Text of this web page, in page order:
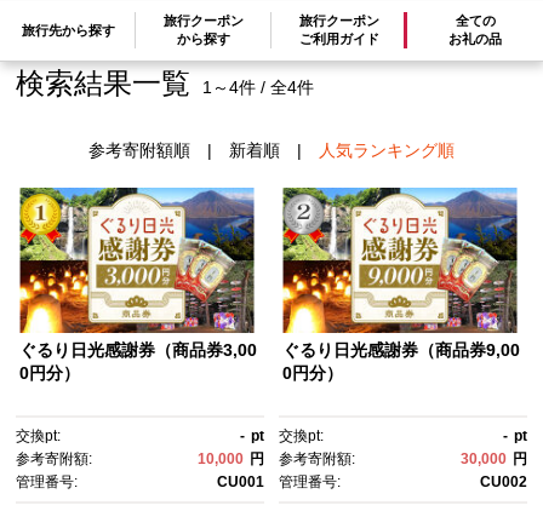
旅行先から探す
旅行クーポン
から探す
旅行クーポン
ご利用ガイド
全ての
お礼の品
検索結果一覧 1～4件 / 全4件
参考寄附額順| 新着順| 人気ランキング順
ぐるり日光感謝券（商品券3,00
0円分）
交換pt: - pt
参考寄附額:
10,000 円
管理番号:
CU001
ぐるり日光感謝券（商品券9,00
0円分）
交換pt: - pt
参考寄附額:
30,000 円
管理番号:
CU002